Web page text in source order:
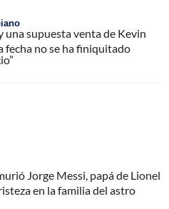
una supuesta venta de Kevin
fecha no se ha finiquitado
Jorge Messi, papá de Lionel
en la familia del astro